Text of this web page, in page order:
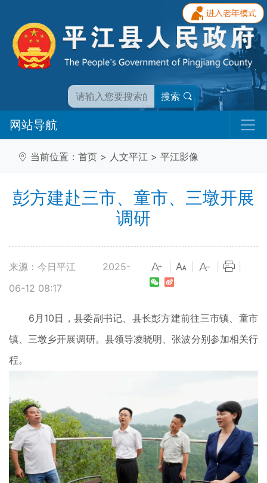
搜索
网站导航
当前位置： 首页 > 人文平江 > 平江影像
彭方建赴三市、童市、三墩开展
调研
来源：今日平江
2025-
06-12 08:17
6月10日，县委副书记、县长彭方建前往三市镇、童市
镇、三墩乡开展调研。县领导凌晓明、张波分别参加相关行
程。